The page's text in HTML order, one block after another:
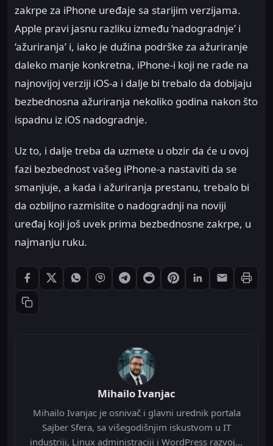
zakrpe za iPhone uređaje sa starijim verzijama.
Apple pravi jasnu razliku između ‘nadogradnje’ i
‘ažuriranja’ i, iako je dužina podrške za ažuriranje
daleko manje konkretna, iPhone-i koji ne rade na
najnovijoj verziji iOS-a i dalje bi trebalo da dobijaju
bezbednosna ažuriranja nekoliko godina nakon što
ispadnu iz iOS nadogradnje.
Uz to, i dalje treba da uzmete u obzir da će u ovoj
fazi bezbednost vašeg iPhone-a nastaviti da se
smanjuje, a kada i ažuriranja prestanu, trebalo bi
da ozbiljno razmislite o nadogradnji na noviji
uređaj koji još uvek prima bezbednosne zakrpe, u
najmanju ruku.
Podeli: Facebook
Podeli: XPodeli: WhatsApp
Podeli: Viber
Podeli: Telegram
Podeli: Reddit
Podeli: Pinterest
Podeli: LinkedIn
Podeli:
Kopiraj link
Mihailo Ivanjac
Mihailo Ivanjac je osnivač i glavni urednik portala
Sajber Sfera, sa višegodišnjim iskustvom u IT
industriji, Linux administraciji i WordPress razvoju.